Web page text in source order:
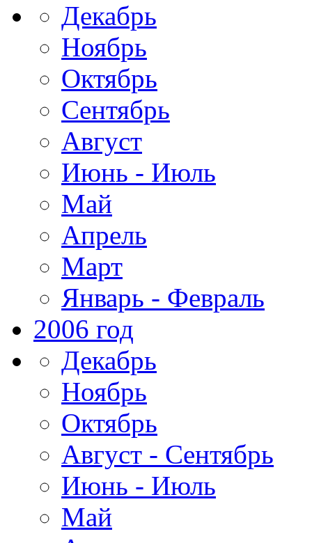
Декабрь
Ноябрь
Октябрь
Сентябрь
Август
Июнь - Июль
Май
Апрель
Март
Январь - Февраль
2006 год
Декабрь
Ноябрь
Октябрь
Август - Сентябрь
Июнь - Июль
Май